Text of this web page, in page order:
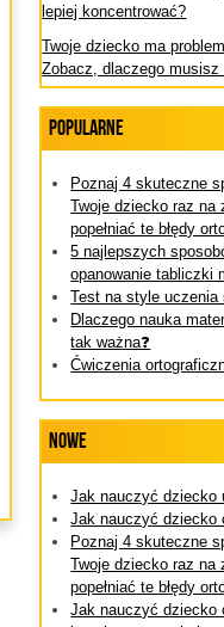
lepiej koncentrować?
Twoje dziecko ma
Zobacz, dlaczego musisz
Popularne
Poznaj 4 skuteczne
Twoje dziecko raz na
popełniać te błędy
5 najlepszych
opanowanie tabliczki
Test na style uczenia
Dlaczego nauka
tak ważna❓
Ćwiczenia
Nowe
Jak nauczyć dziecko
Jak nauczyć dziecko
Poznaj 4 skuteczne
Twoje dziecko raz na
popełniać te błędy
Jak nauczyć dziecko